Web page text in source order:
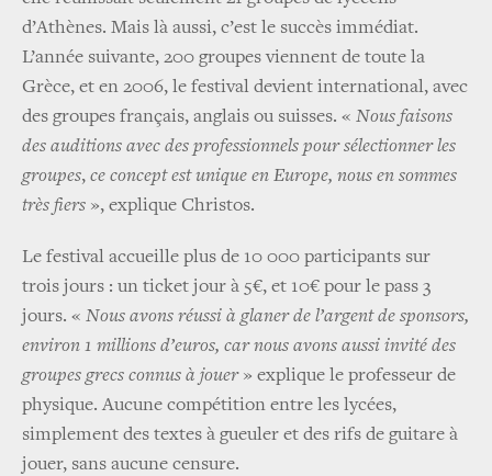
d’Athènes. Mais là aussi, c’est le succès immédiat.
L’année suivante, 200 groupes viennent de toute la
Grèce, et en 2006, le festival devient international, avec
des groupes français, anglais ou suisses. « Nous faisons
des auditions avec des professionnels pour sélectionner les
groupes, ce concept est unique en Europe, nous en sommes
très fiers », explique Christos.
Le festival accueille plus de 10 000 participants sur
trois jours : un ticket jour à 5€, et 10€ pour le pass 3
jours. « Nous avons réussi à glaner de l’argent de sponsors,
environ 1 millions d’euros, car nous avons aussi invité des
groupes grecs connus à jouer» explique le professeur de
physique. Aucune compétition entre les lycées,
simplement des textes à gueuler et des rifs de guitare à
jouer, sans aucune censure.